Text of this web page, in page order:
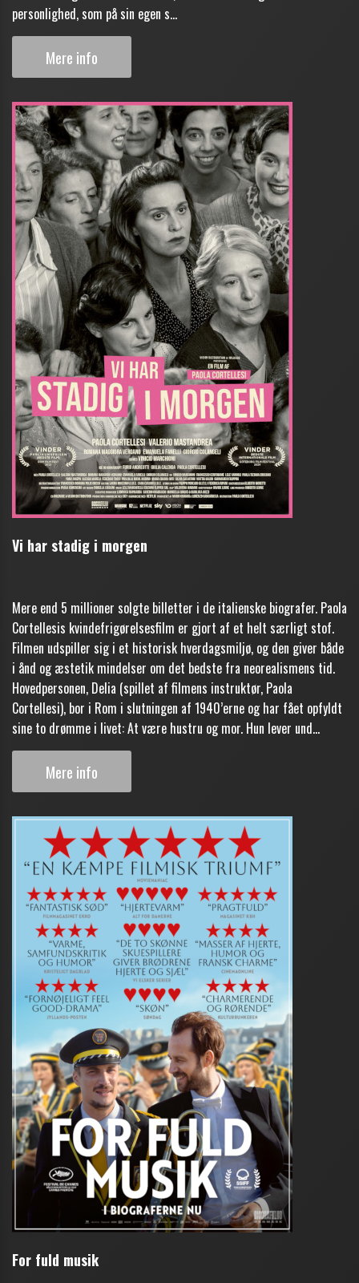
personlighed, som på sin egen s...
Mere info
Vi har stadig i morgen
Mere end 5 millioner solgte billetter i de italienske biografer. Paola
Cortellesis kvindefrigørelsesfilm er gjort af et helt særligt stof.
Filmen udspiller sig i et historisk hverdagsmiljø, og den giver både
i ånd og æstetik mindelser om det bedste fra neorealismens tid.
Hovedpersonen, Delia (spillet af filmens instruktør, Paola
Cortellesi), bor i Rom i slutningen af 1940’erne og har fået opfyldt
sine to drømme i livet: At være hustru og mor. Hun lever und...
Mere info
For fuld musik